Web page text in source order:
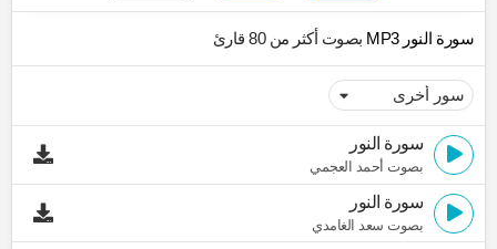
سورة النور MP3 بصوت أكثر من 80 قارئ
سورة النور
بصوت أحمد العجمي
سورة النور
بصوت سعد الغامدي